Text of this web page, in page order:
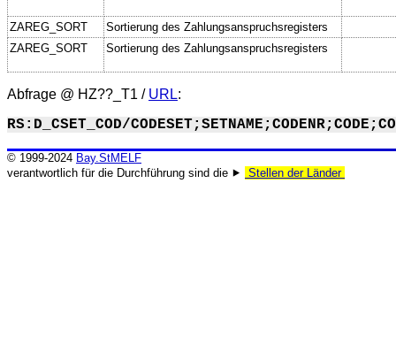
ZAREG_SORT
Sortierung des Zahlungsanspruchsregisters
ZAREG_SORT
Sortierung des Zahlungsanspruchsregisters
Abfrage @ HZ??_T1 / URL:
RS:D_CSET_COD/
© 1999-2024 Bay.StMELF
verantwortlich für die Durchführung sind die ⯈
Stellen der Länder